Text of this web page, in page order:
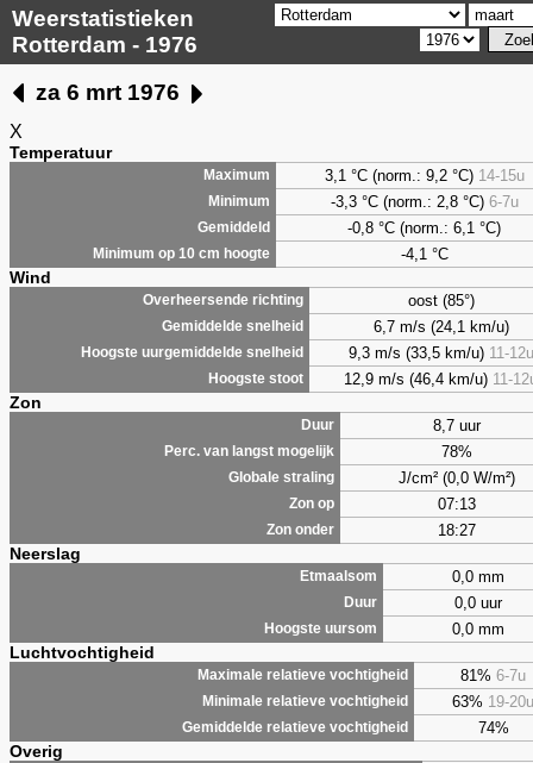
Weerstatistieken
Rotterdam - 1976
za 6 mrt 1976
X
Temperatuur
Maximum 3,1 °C (norm.: 9,2 °C) 14-15u
Minimum -3,3 °C (norm.: 2,8 °C) 6-7u
Gemiddeld -0,8 °C (norm.: 6,1 °C)
Minimum op 10 cm hoogte -4,1 °C
Wind
Overheersende richting oost (85°)
Gemiddelde snelheid 6,7 m/s (24,1 km/u)
Hoogste uurgemiddelde snelheid 9,3 m/s (33,5 km/u) 11-12u
Hoogste stoot 12,9 m/s (46,4 km/u) 11-
Zon
Duur 8,7 uur
Perc. van langst mogelijk 78%
Globale straling J/cm² (0,0 W/m²)
Zon op 07:13
Zon onder 18:27
Neerslag
Etmaalsom 0,0 mm
Duur 0,0 uur
Hoogste uursom 0,0 mm
Luchtvochtigheid
Maximale relatieve vochtigheid 81% 6-7u
Minimale relatieve vochtigheid 63% 19-20u
Gemiddelde relatieve vochtigheid 74%
Overig